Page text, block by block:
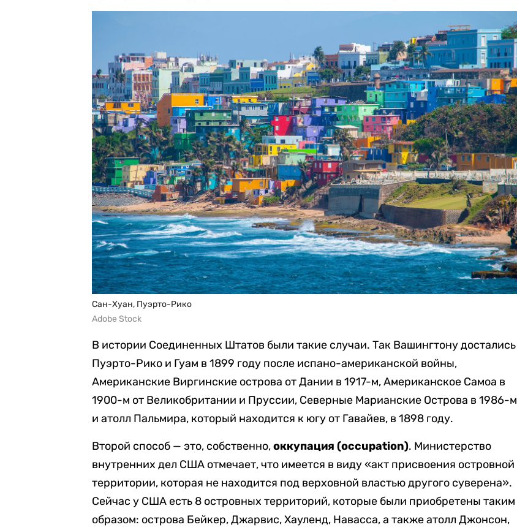
Сан-Хуан, Пуэрто-Рико
Adobe Stock
В истории Соединенных Штатов были такие случаи. Так Вашингтону достались
Пуэрто-Рико и Гуам в 1899 году после испано-американской войны,
Американские Виргинские острова от Дании в 1917-м, Американское Самоа в
1900-м от Великобритании и Пруссии, Северные Марианские Острова в 1986-м
и атолл Пальмира, который находится к югу от Гавайев, в 1898 году.
Второй способ — это, собственно,оккупация (occupation). Министерство
внутренних дел США отмечает, что имеется в виду «акт присвоения островной
территории, которая не находится под верховной властью другого суверена».
Сейчас у США есть 8 островных территорий, которые были приобретены таким
образом: острова Бейкер, Джарвис, Хауленд, Навасса, а также атолл Джонсон,